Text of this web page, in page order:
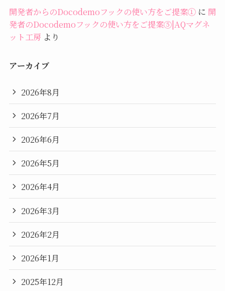
開発者からのDocodemoフックの使い方をご提案①に 開
発者のDocodemoフックの使い方をご提案⑤|AQマグネ
ット工房 より
アーカイブ
2026年8月
2026年7月
2026年6月
2026年5月
2026年4月
2026年3月
2026年2月
2026年1月
2025年12月